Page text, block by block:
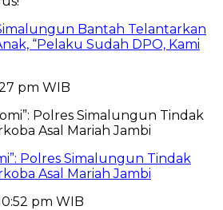
Bantah Telantarkan
“Pelaku Sudah DPO, Kami
pm WIB
Polres Simalungun Tindak
Asal Mariah Jambi
pm WIB